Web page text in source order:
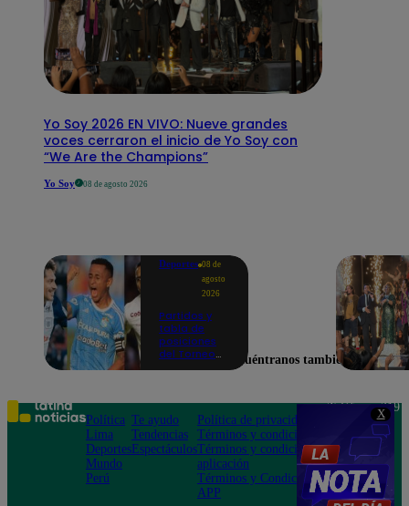
X
Yo Soy 2026 EN VIVO: Nueve grandes
voces cerraron el inicio de Yo Soy con
“We Are the Champions”
Yo Soy 08 de agosto 2026
Deportes 08 de
agosto
2026
Partidos y
tabla de
posiciones
del Torneo
en la fecha 4
Encuéntranos también en
Política
Lima
Deportes
Mundo
Perú
Te ayudo
Tendencias
Espectáculos
Política de privacidad
Términos y condiciones
Términos y condiciones
aplicación
Términos y Condiciones
APP
Teléfono: 219
Av. San
Felipe 968
Jesús María